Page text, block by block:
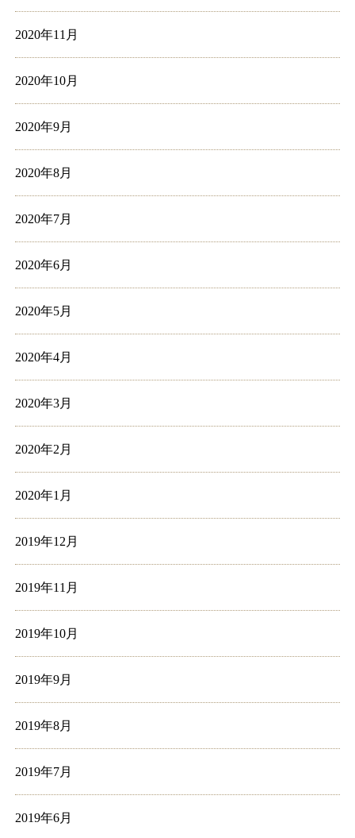
2020年11月
2020年10月
2020年9月
2020年8月
2020年7月
2020年6月
2020年5月
2020年4月
2020年3月
2020年2月
2020年1月
2019年12月
2019年11月
2019年10月
2019年9月
2019年8月
2019年7月
2019年6月